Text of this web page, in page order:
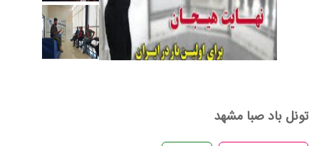
تونل باد صبا مشهد